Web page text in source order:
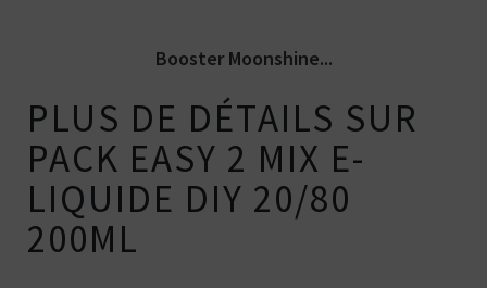
Booster Moonshine...
PLUS DE DÉTAILS SUR
PACK EASY 2 MIX E-
LIQUIDE DIY 20/80
200ML